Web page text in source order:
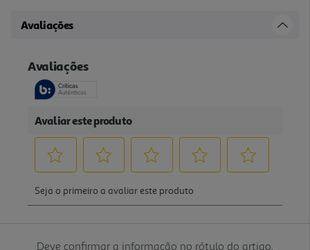
Avaliações
Deve confirmar a informação no rótulo do artigo.